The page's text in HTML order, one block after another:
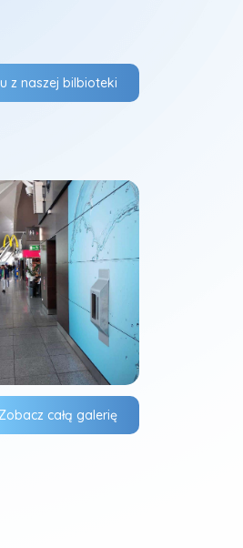
z naszej bilbioteki
całą galerię